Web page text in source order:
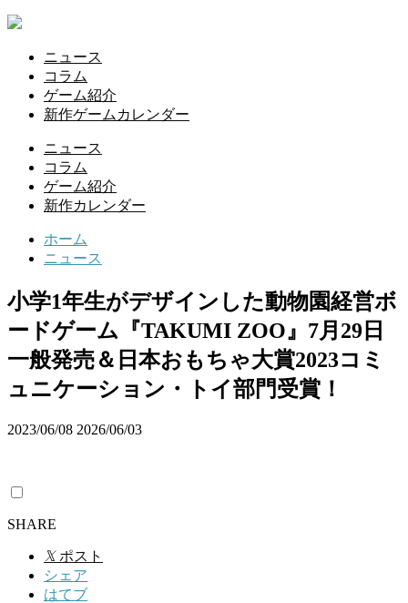
ニュース
コラム
ゲーム紹介
新作ゲームカレンダー
ニュース
コラム
ゲーム紹介
新作カレンダー
ホーム
ニュース
小学1年生がデザインした動物園経営ボ
ードゲーム『TAKUMI ZOO』7月29日
一般発売＆日本おもちゃ大賞2023コミ
ュニケーション・トイ部門受賞！
2023/06/08 2026/06/03
SHARE
𝕏 ポスト
シェア
はてブ